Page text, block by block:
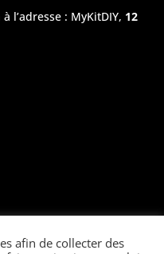
l’adresse : MyKitDIY, 12
afin de collecter des